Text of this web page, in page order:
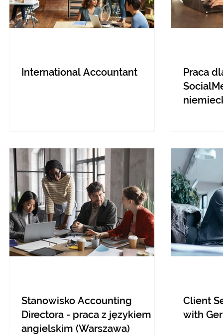
International Accountant
Praca
Stanowisko Accounting
Directora - praca z językiem
angielskim (Warszawa)
Client
with